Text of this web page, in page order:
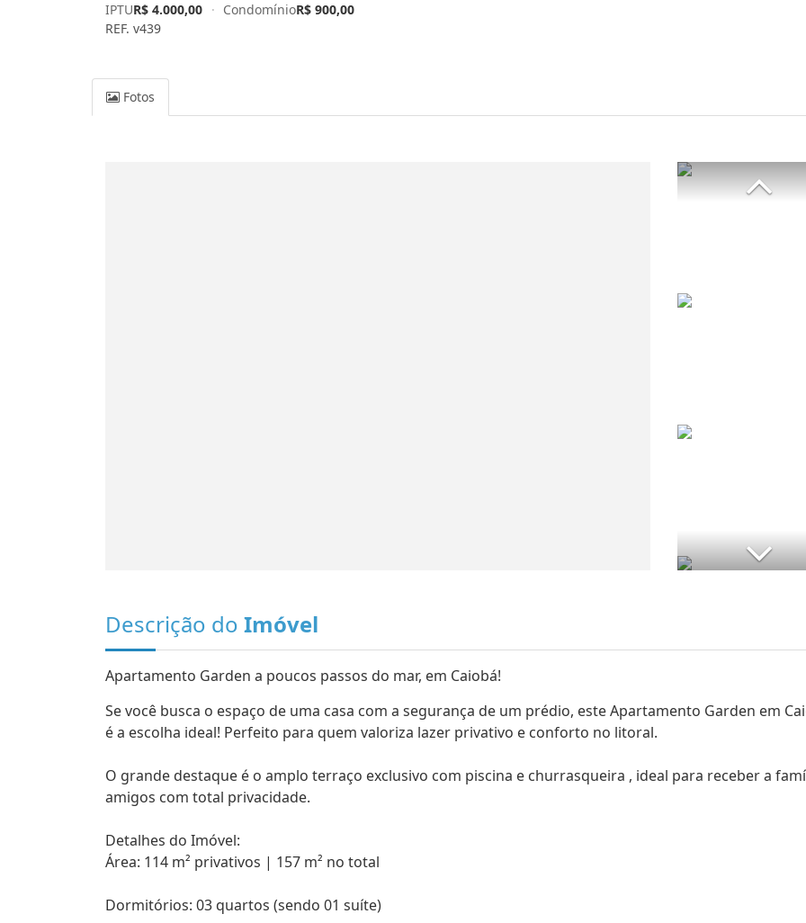
IPTUR$ 4.000,00 · CondomínioR$ 900,00
REF. v439
Fotos
Descrição do Imóvel
Apartamento Garden a poucos passos do mar, em Caiobá!
Se você busca o espaço de uma casa com a segurança de um prédio, este Apartamento Garden em
é a escolha ideal! Perfeito para quem valoriza lazer privativo e conforto no litoral.
O grande destaque é o amplo terraço exclusivo com piscina e churrasqueira , ideal para receber a
amigos com total privacidade.
Detalhes do Imóvel:
Área: 114 m² privativos | 157 m² no total
Dormitórios: 03 quartos (sendo 01 suíte)